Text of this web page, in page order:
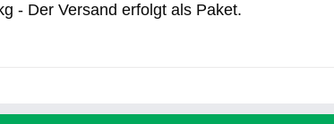
- Der Versand erfolgt als Paket.